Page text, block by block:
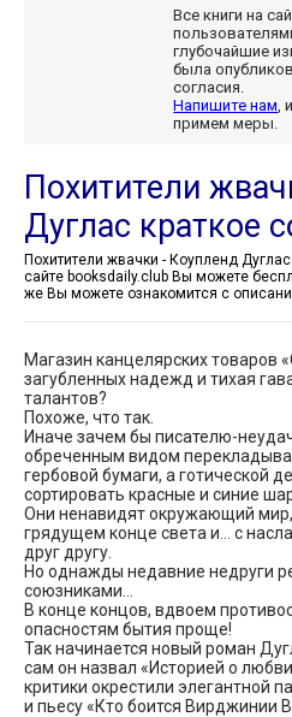
Все книги на
глубочайшие
была
согласия.
Напишите нам,
примем меры.
Похитители
Дуглас краткое
сайте booksdaily.club Вы можете
же Вы можете ознакомится с
Магазин канцелярских товаров
загубленных надежд и тихая
талантов?
Похоже, что так.
Иначе зачем бы писателю-
обреченным видом
гербовой бумаги, а готической
сортировать красные и синие
Они ненавидят окружающий
грядущем конце света и… с
друг другу.
Но однажды недавние недруги
союзниками…
В конце концов, вдвоем
опасностям бытия проще!
Так начинается новый роман
сам он назвал «Историей о
критики окрестили элегантной
и пьесу «Кто боится Вирджинии